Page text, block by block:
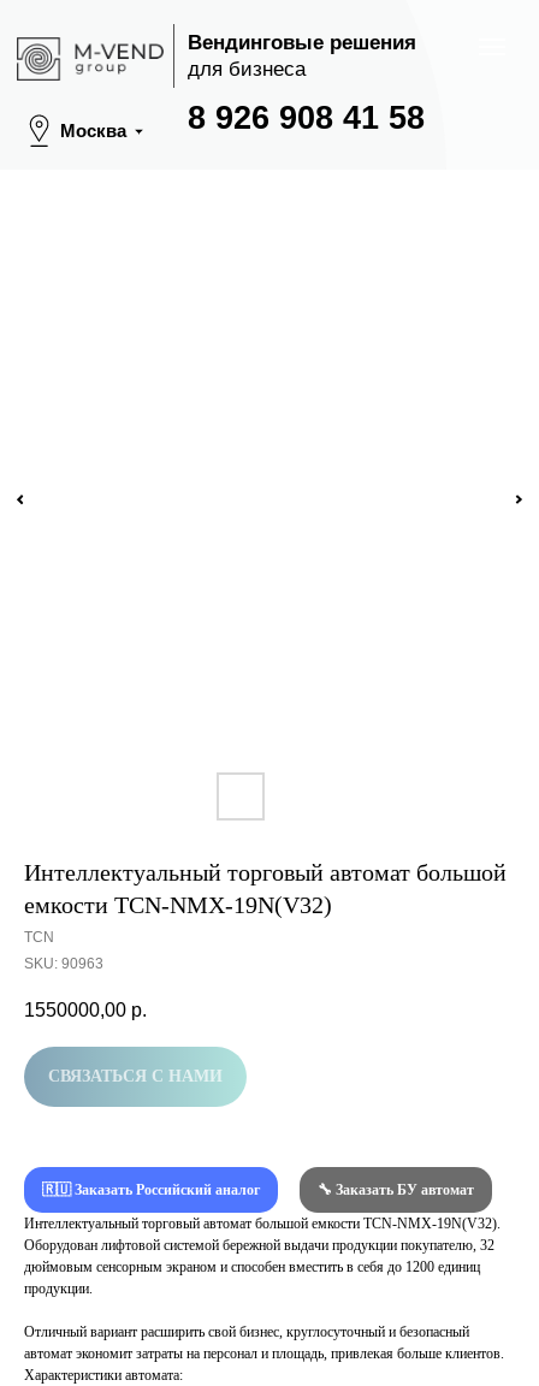
8 926 908 41 58
Вендинговые решения
для бизнеса
Интеллектуальный торговый автомат большой
емкости TCN-NMX-19N(V32)
TCN
SKU: 90963
1550000,00 р.
СВЯЗАТЬСЯ С НАМИ
🇷🇺 Заказать Российский аналог
🔧 Заказать БУ автомат
Интеллектуальный торговый автомат большой емкости TCN-NMX-19N(V32).
Оборудован лифтовой системой бережной выдачи продукции покупателю, 32
дюймовым сенсорным экраном и способен вместить в себя до 1200 единиц
продукции.
Отличный вариант расширить свой бизнес, круглосуточный и безопасный
автомат экономит затраты на персонал и площадь, привлекая больше клиентов.
Характеристики автомата: